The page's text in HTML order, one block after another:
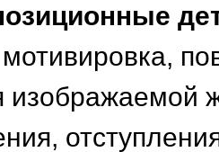
изображаемой